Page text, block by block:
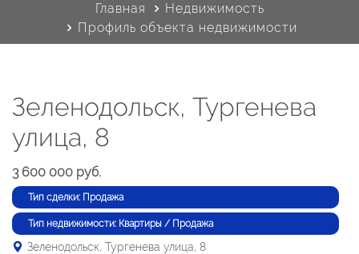
Главная
Недвижимость
Профиль объекта недвижимости
Зеленодольск, Тургенева
улица, 8
3 600 000 руб.
Тип сделки: Продажа
Тип недвижимости: Квартиры / Продажа
Зеленодольск, Тургенева улица, 8